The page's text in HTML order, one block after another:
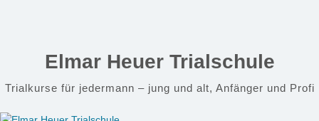
Elmar Heuer Trialschule
Trialkurse für jedermann – jung und alt, Anfänger und Profi